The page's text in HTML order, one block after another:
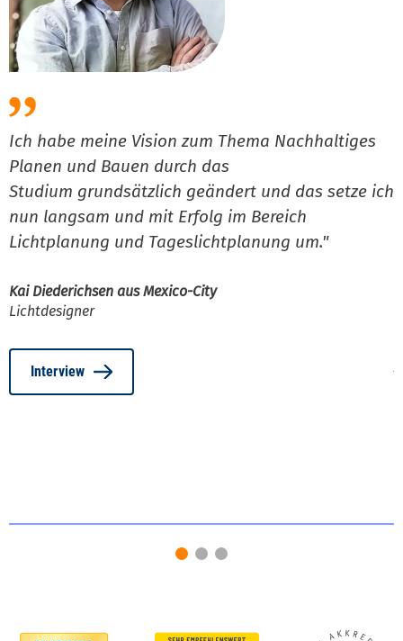
Ich habe meine Vision zum Thema Nachhaltiges
Planen und Bauen durch das
Studium grundsätzlich geändert und das setze ich
nun langsam und mit Erfolg im Bereich
Lichtplanung und Tageslichtplanung um."
Kai Diederichsen aus Mexico-City
Lichtdesigner
Interview